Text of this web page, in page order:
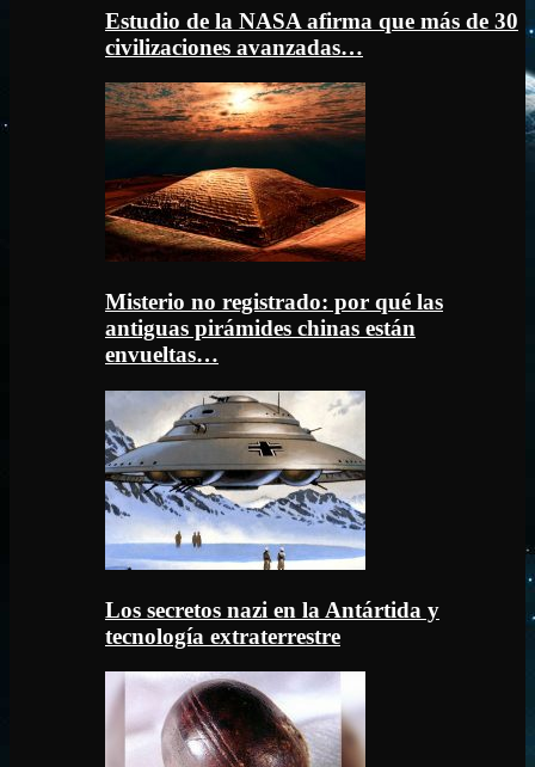
Estudio de la NASA afirma que más de 30
civilizaciones avanzadas…
Misterio no registrado: por qué las
antiguas pirámides chinas están
envueltas…
Los secretos nazi en la Antártida y
tecnología extraterrestre